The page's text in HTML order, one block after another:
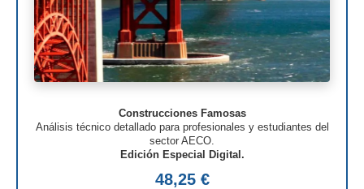
Construcciones Famosas
Análisis técnico detallado para profesionales y estudiantes del
sector AECO.
Edición Especial Digital.
48,25 €